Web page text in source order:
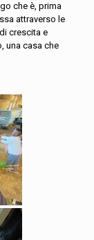
che è, prima
attraverso le
crescita e
una casa che